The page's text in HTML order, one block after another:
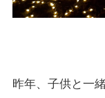
昨年、子供と一